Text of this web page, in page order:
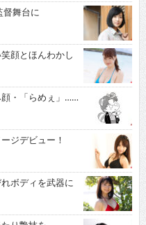
舞台に
顔とほんわかし
・「らめぇ」……
ジデビュー！
ボディを武器に